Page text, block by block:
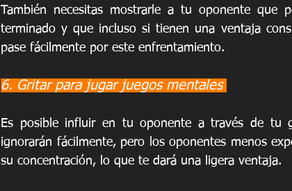
También necesitas mostrarle a tu oponente que
terminado y que incluso si tienen una ventaja
pase fácilmente por este enfrentamiento.
6. Gritar para jugar juegos mentales
Es posible influir en tu oponente a través de tu
ignorarán fácilmente, pero los oponentes menos
su concentración, lo que te dará una ligera ventaja.